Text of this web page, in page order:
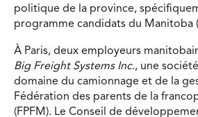
politique de la province,
programme candidats du Manitoba
À Paris, deux employeurs
Big Freight Systems Inc., une
domaine du camionnage et de la
Fédération des parents de la
(FPFM). Le Conseil de